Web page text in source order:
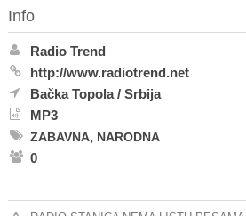
Info
Radio Trend
http://www.radiotrend.net
Bačka Topola/ Srbija
MP3
ZABAVNA, NARODNA
0